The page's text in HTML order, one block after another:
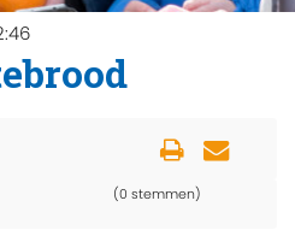
(0 stemmen)